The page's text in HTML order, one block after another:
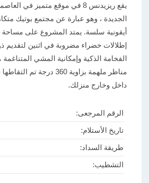
يقع ريزيدنس 8 في موقع متميز في
الجديدة ، وهو عبارة عن مجتمع بوتيك
إطلالات خضراء مضروبة في اثنين لتقديم
الفخامة الذكية وإمكانية المشي
مناظر ملهمة بزاوية 360 درجة
داخل وخارج منزلك.
الرقم المرجعى:
تاريخ الأستلام:
طريقة السداد:
التشطيب: